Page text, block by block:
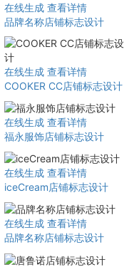
在线生成 查看详情
品牌名称店铺标志设计
在线生成 查看详情
COOKER CC店铺标志设计
在线生成 查看详情
福永服饰店铺标志设计
在线生成 查看详情
iceCream店铺标志设计
在线生成 查看详情
品牌名称店铺标志设计